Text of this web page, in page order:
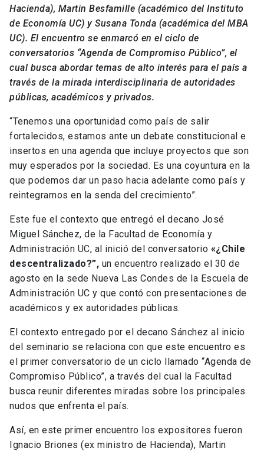
Hacienda), Martin Besfamille (académico del Instituto
de Economía UC) y Susana Tonda (académica del MBA
UC). El encuentro se enmarcó en el ciclo de
conversatorios “Agenda de Compromiso Público”, el
cual busca abordar temas de alto interés para el país a
través de la mirada interdisciplinaria de autoridades
públicas, académicos y privados.
“Tenemos una oportunidad como país de salir
fortalecidos, estamos ante un debate constitucional e
insertos en una agenda que incluye proyectos que son
muy esperados por la sociedad. Es una coyuntura en la
que podemos dar un paso hacia adelante como país y
reintegrarnos en la senda del crecimiento”.
Este fue el contexto que entregó el decano José
Miguel Sánchez, de la Facultad de Economía y
Administración UC, al inició del conversatorio «¿Chile
descentralizado?”, un encuentro realizado el 30 de
agosto en la sede Nueva Las Condes de la Escuela de
Administración UC y que contó con presentaciones de
académicos y ex autoridades públicas.
El contexto entregado por el decano Sánchez al inicio
del seminario se relaciona con que este encuentro es
el primer conversatorio de un ciclo llamado “Agenda de
Compromiso Público”, a través del cual la Facultad
busca reunir diferentes miradas sobre los principales
nudos que enfrenta el país.
Así, en este primer encuentro los expositores fueron
Ignacio Briones (ex ministro de Hacienda), Martin